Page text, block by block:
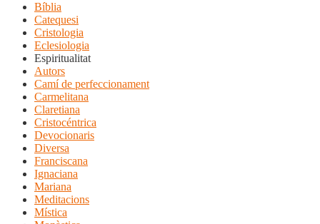
Bíblia
Catequesi
Cristologia
Eclesiologia
Espiritualitat
Autors
Camí de perfeccionament
Carmelitana
Claretiana
Cristocéntrica
Devocionaris
Diversa
Franciscana
Ignaciana
Mariana
Meditacions
Mística